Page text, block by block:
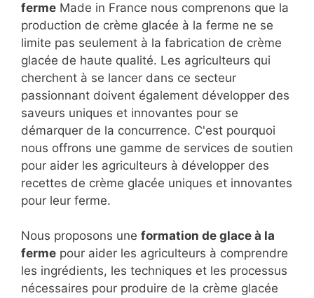
ferme Made in France nous comprenons que la
production de crème glacée à la ferme ne se
limite pas seulement à la fabrication de crème
glacée de haute qualité. Les agriculteurs qui
cherchent à se lancer dans ce secteur
passionnant doivent également développer des
saveurs uniques et innovantes pour se
démarquer de la concurrence. C'est pourquoi
nous offrons une gamme de services de soutien
pour aider les agriculteurs à développer des
recettes de crème glacée uniques et innovantes
pour leur ferme.
Nous proposons une formation de glace à la
ferme pour aider les agriculteurs à comprendre
les ingrédients, les techniques et les processus
nécessaires pour produire de la crème glacée